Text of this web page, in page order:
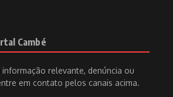
Cambé
relevante, denúncia ou
em contato pelos canais acima.